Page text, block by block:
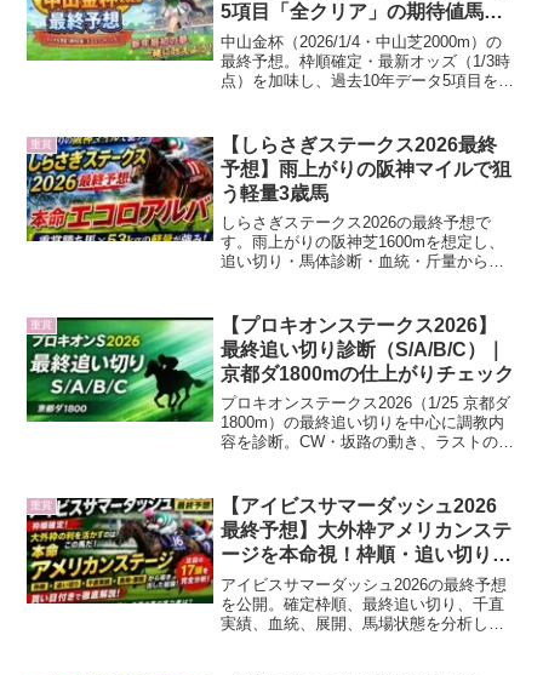
5項目「全クリア」の期待値馬で
新年の乾杯を
中山金杯（2026/1/4・中山芝2000m）の
最終予想。枠順確定・最新オッズ（1/3時
点）を加味し、過去10年データ5項目を全
い目（馬連・3連複）を完全公開します。
重賞
【しらさぎステークス2026最終
予想】雨上がりの阪神マイルで狙
う軽量3歳馬
しらさぎステークス2026の最終予想で
す。雨上がりの阪神芝1600mを想定し、
追い切り・馬体診断・血統・斤量からエ
重賞
【プロキオンステークス2026】
最終追い切り診断（S/A/B/C）｜
京都ダ1800mの仕上がりチェック
プロキオンステークス2026（1/25 京都ダ
1800m）の最終追い切りを中心に調教内
容を診断。CW・坂路の動き、ラストの伸
重賞
【アイビスサマーダッシュ2026
最終予想】大外枠アメリカンステ
ージを本命視！枠順・追い切り・
馬場から結論
アイビスサマーダッシュ2026の最終予想
を公開。確定枠順、最終追い切り、千直
実績、血統、展開、馬場状態を分析し、